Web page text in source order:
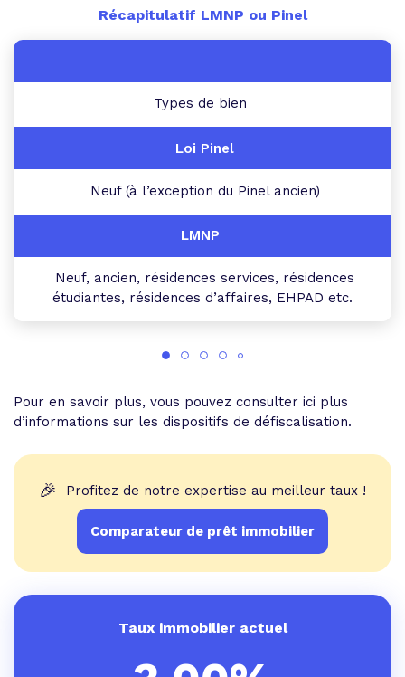
Récapitulatif LMNP ou Pinel
Types de bien
Neuf (à l’exception du Pinel ancien)
Neuf, ancien, résidences services, résidences
étudiantes, résidences d’affaires, EHPAD etc.
Pour en savoir plus, vous pouvez consulter ici plus
d’informations sur les dispositifs de défiscalisation.
🎉 Profitez de notre expertise au meilleur taux !
Comparateur de prêt immobilier
Taux immobilier actuel